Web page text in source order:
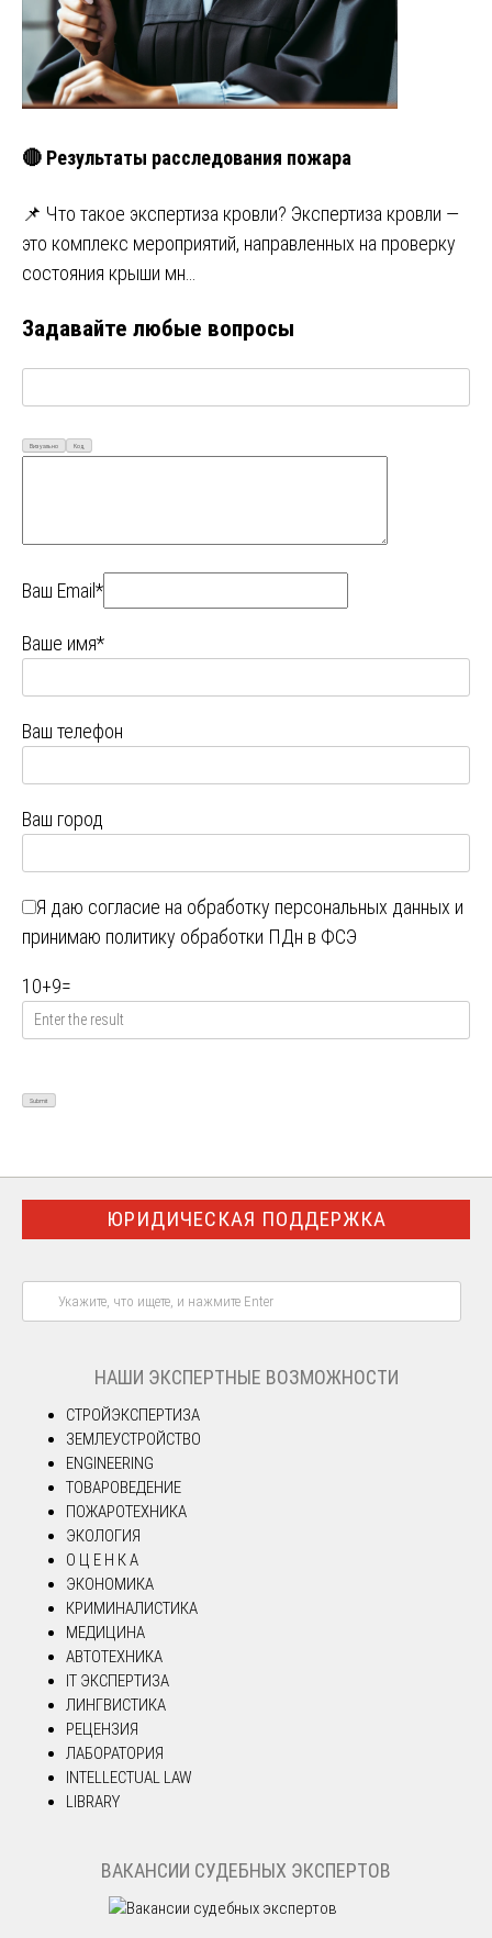
🔴 Результаты расследования пожара
📌 Что такое экспертиза кровли? Экспертиза кровли —
это комплекс мероприятий, направленных на проверку
состояния крыши мн…
Задавайте любые вопросы
Визуально Код
Ваш Email*
Ваше имя*
Ваш телефон
Ваш город
Я даю согласие на обработку персональных данных и
принимаю политику обработки ПДн в ФСЭ
10+9=
ЮРИДИЧЕСКАЯ ПОДДЕРЖКА
НАШИ ЭКСПЕРТНЫЕ ВОЗМОЖНОСТИ
СТРОЙЭКСПЕРТИЗА
ЗЕМЛЕУСТРОЙСТВО
ENGINEERING
ТОВАРОВЕДЕНИЕ
ПОЖАРОТЕХНИКА
ЭКОЛОГИЯ
О Ц Е Н К А
ЭКОНОМИКА
КРИМИНАЛИСТИКА
МЕДИЦИНА
АВТОТЕХНИКА
IT ЭКСПЕРТИЗА
ЛИНГВИСТИКА
РЕЦЕНЗИЯ
ЛАБОРАТОРИЯ
INTELLECTUAL LAW
LIBRARY
ВАКАНСИИ СУДЕБНЫХ ЭКСПЕРТОВ